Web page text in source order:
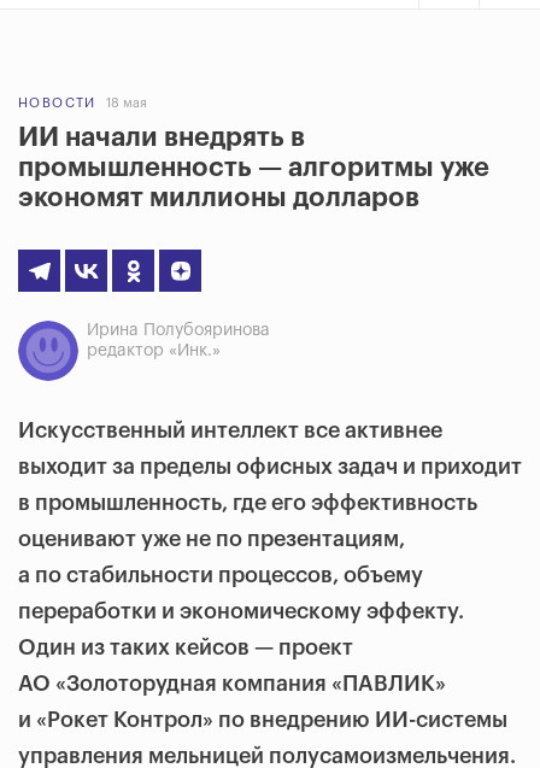
НОВОСТИ 18 мая
ИИ начали внедрять в
промышленность — алгоритмы уже
экономят миллионы долларов
Ирина Полубояринова
редактор «Инк.»
Искусственный интеллект все активнее
выходит за пределы офисных задач и приходит
в промышленность, где его эффективность
оценивают уже не по презентациям,
а по стабильности процессов, объему
переработки и экономическому эффекту.
Один из таких кейсов — проект
АО «Золоторудная компания «ПАВЛИК»
и «Рокет Контрол» по внедрению ИИ-системы
управления мельницей полусамоизмельчения.